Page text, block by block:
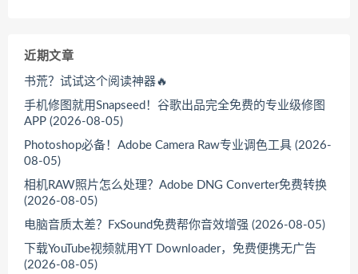
近期文章
书荒？试试这个阅读神器🔥
手机修图就用Snapseed！谷歌出品完全免费的专业级修图
APP (2026-08-05)
Photoshop必备！Adobe Camera Raw专业调色工具 (2026-
08-05)
相机RAW照片怎么处理？Adobe DNG Converter免费转换
(2026-08-05)
电脑音质太差？FxSound免费帮你音效增强 (2026-08-05)
下载YouTube视频就用YT Downloader，免费便携无广告
(2026-08-05)